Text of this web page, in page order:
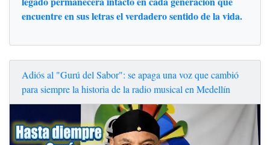
encuentre en sus letras el verdadero sentido de la vida.
Adiós al "Gurú del Sabor": se apaga una voz que cambió
para siempre la historia de la radio musical en Medellín